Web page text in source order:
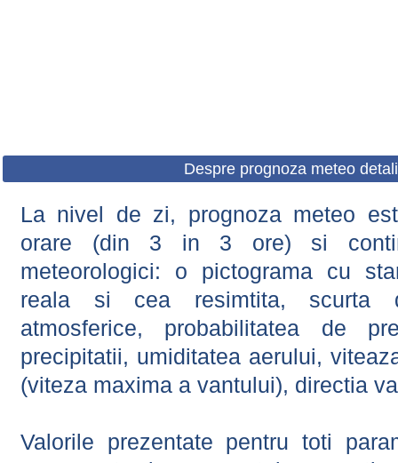
Despre prognoza meteo
La nivel de zi, prognoza meteo
orare (din 3 in 3 ore) si
meteorologici: o pictograma cu
reala si cea resimtita, scurta
atmosferice, probabilitatea de
precipitatii, umiditatea aerului,
(viteza maxima a vantului), directia
Valorile prezentate pentru toti